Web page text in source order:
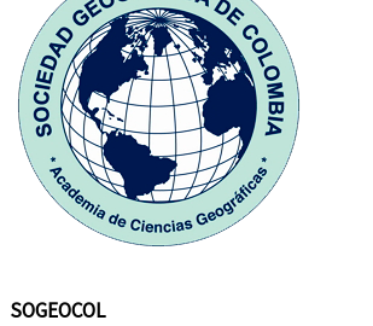
SOGEOCOL